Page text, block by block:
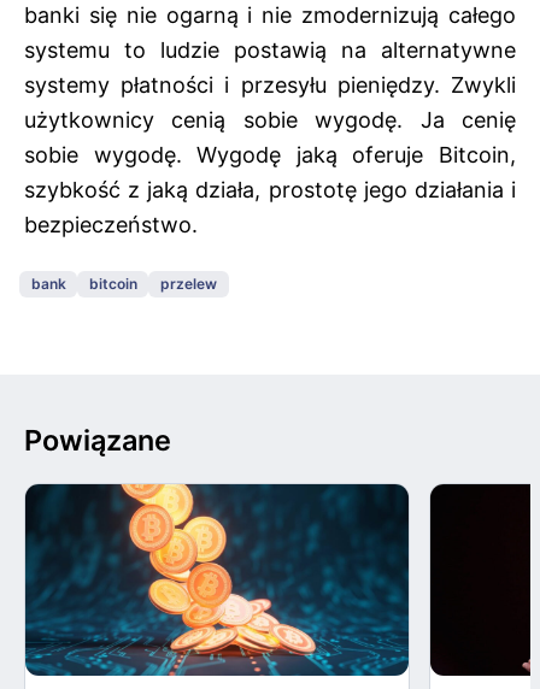
banki się nie ogarną i nie zmodernizują całego
systemu to ludzie postawią na alternatywne
systemy płatności i przesyłu pieniędzy. Zwykli
użytkownicy cenią sobie wygodę. Ja cenię
sobie wygodę. Wygodę jaką oferuje Bitcoin,
szybkość z jaką działa, prostotę jego działania i
bezpieczeństwo.
bank bitcoin przelew
Powiązane